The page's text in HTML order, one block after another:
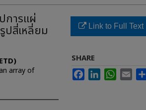
การแผ่
ปสี่เหลี่ยม
array of
Link to Full Text
SHARE
FacebookLinkedInWhatsApp
Email